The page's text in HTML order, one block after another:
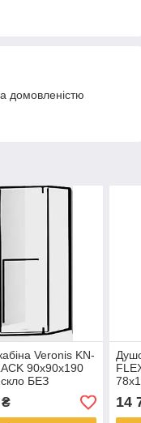
домовленістю
Veronis KN-
90х90х190
БЕЗ
14